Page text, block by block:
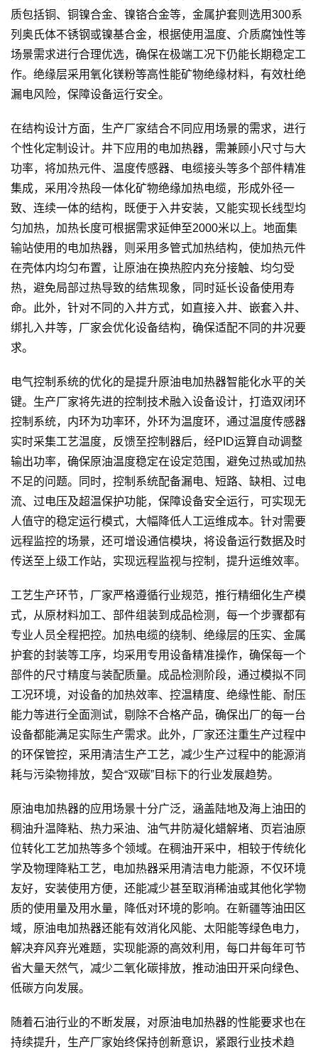
质包括铜、铜镍合金、镍铬合金等，金属护套则选用300系
列奥氏体不锈钢或镍基合金，根据使用温度、介质腐蚀性等
场景需求进行合理优选，确保在极端工况下仍能长期稳定工
作。绝缘层采用氧化镁粉等高性能矿物绝缘材料，有效杜绝
漏电风险，保障设备运行安全。
在结构设计方面，生产厂家结合不同应用场景的需求，进行
个性化定制设计。井下应用的电加热器，需兼顾小尺寸与大
功率，将加热元件、温度传感器、电缆接头等多个部件精准
集成，采用冷热段一体化矿物绝缘加热电缆，形成外径一
致、连续一体的结构，既便于入井安装，又能实现长线型均
匀加热，加热长度可根据需求延伸至2000米以上。地面集
输站使用的电加热器，则采用多管式加热结构，使加热元件
在壳体内均匀布置，让原油在换热腔内充分接触、均匀受
热，避免局部过热导致的结焦现象，同时延长设备使用寿
命。此外，针对不同的入井方式，如直接入井、嵌套入井、
绑扎入井等，厂家会优化设备结构，确保适配不同的井况要
求。
电气控制系统的优化的是提升原油电加热器智能化水平的关
键。生产厂家将先进的控制技术融入设备设计，打造双闭环
控制系统，内环为功率环，外环为温度环，通过温度传感器
实时采集工艺温度，反馈至控制器后，经PID运算自动调整
输出功率，确保原油温度稳定在设定范围，避免过热或加热
不足的问题。同时，控制系统配备漏电、短路、缺相、过电
流、过电压及超温保护功能，保障设备安全运行，可实现无
人值守的稳定运行模式，大幅降低人工运维成本。针对需要
远程监控的场景，还可增设通信模块，将设备运行数据及时
传送至上级工作站，实现远程监视与控制，提升运维效率。
工艺生产环节，厂家严格遵循行业规范，推行精细化生产模
式，从原材料加工、部件组装到成品检测，每一个步骤都有
专业人员全程把控。加热电缆的绕制、绝缘层的压实、金属
护套的封装等工序，均采用专用设备精准操作，确保每一个
部件的尺寸精度与装配质量。成品检测阶段，通过模拟不同
工况环境，对设备的加热效率、控温精度、绝缘性能、耐压
能力等进行全面测试，剔除不合格产品，确保出厂的每一台
设备都能满足实际生产需求。此外，厂家还注重生产过程中
的环保管控，采用清洁生产工艺，减少生产过程中的能源消
耗与污染物排放，契合“双碳”目标下的行业发展趋势。
原油电加热器的应用场景十分广泛，涵盖陆地及海上油田的
稠油升温降粘、热力采油、油气井防凝化蜡解堵、页岩油原
位转化工艺加热等多个领域。在稠油开采中，相较于传统化
学及物理降粘工艺，电加热器采用清洁电力能源，不仅环境
友好，安装使用方便，还能减少甚至取消稀油或其他化学物
质的使用量及用水量，降低对环境的影响。在新疆等油田区
域，原油电加热器还能有效消化风能、太阳能等绿色电力，
解决弃风弃光难题，实现能源的高效利用，每口井每年可节
省大量天然气，减少二氧化碳排放，推动油田开采向绿色、
低碳方向发展。
随着石油行业的不断发展，对原油电加热器的性能要求也在
持续提升，生产厂家始终保持创新意识，紧跟行业技术趋